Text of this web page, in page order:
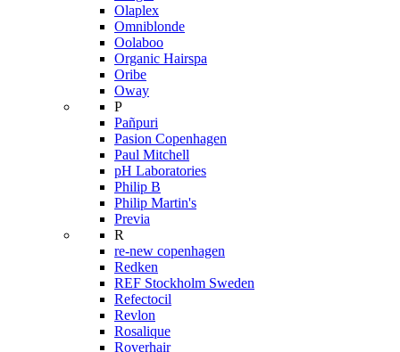
Olaplex
Omniblonde
Oolaboo
Organic Hairspa
Oribe
Oway
P
Pañpuri
Pasion Copenhagen
Paul Mitchell
pH Laboratories
Philip B
Philip Martin's
Previa
R
re-new copenhagen
Redken
REF Stockholm Sweden
Refectocil
Revlon
Rosalique
Roverhair